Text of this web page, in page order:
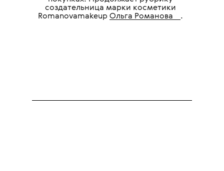
создательница марки косметики
Romanovamakeup Ольга Романова .